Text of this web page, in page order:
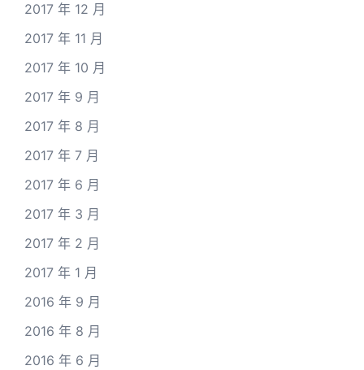
2017 年 12 月
2017 年 11 月
2017 年 10 月
2017 年 9 月
2017 年 8 月
2017 年 7 月
2017 年 6 月
2017 年 3 月
2017 年 2 月
2017 年 1 月
2016 年 9 月
2016 年 8 月
2016 年 6 月